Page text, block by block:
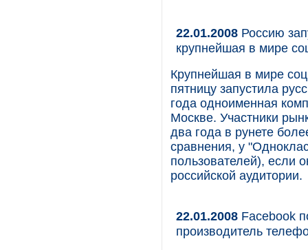
22.01.2008 Россию
крупнейшая в мире
Крупнейшая в мире
пятницу запустила
года одноименная
Москве. Участники
два года в рунете
сравнения, у
пользователей), если
российской аудитории.
22.01.2008 Facebook
производитель